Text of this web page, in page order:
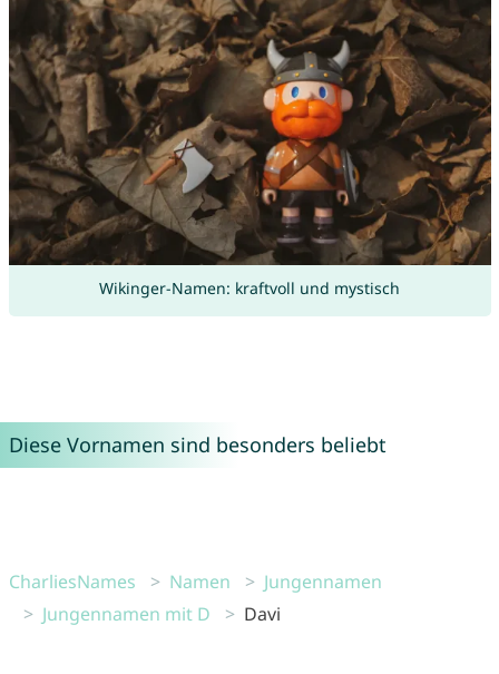
Wikinger-Namen: kraftvoll und mystisch
Diese Vornamen sind besonders beliebt
CharliesNames Namen
Jungennamen
Jungennamen mit D
Davi